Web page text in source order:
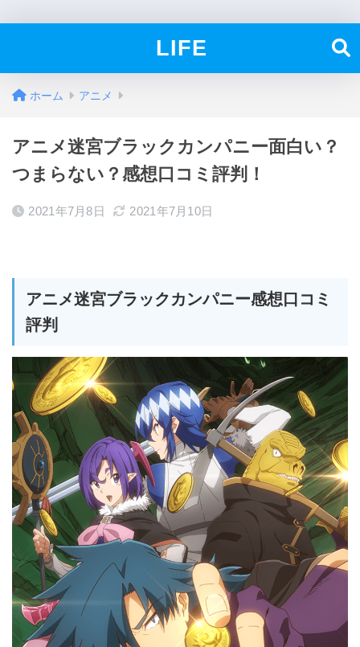
LIFE
ホーム アニメ
アニメ迷宮ブラックカンパニー面白い？
つまらない？感想口コミ評判！
2021年7月8日 2021年7月10日
アニメ迷宮ブラックカンパニー感想口コミ
評判